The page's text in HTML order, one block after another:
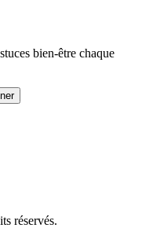
bien-être chaque
réservés.